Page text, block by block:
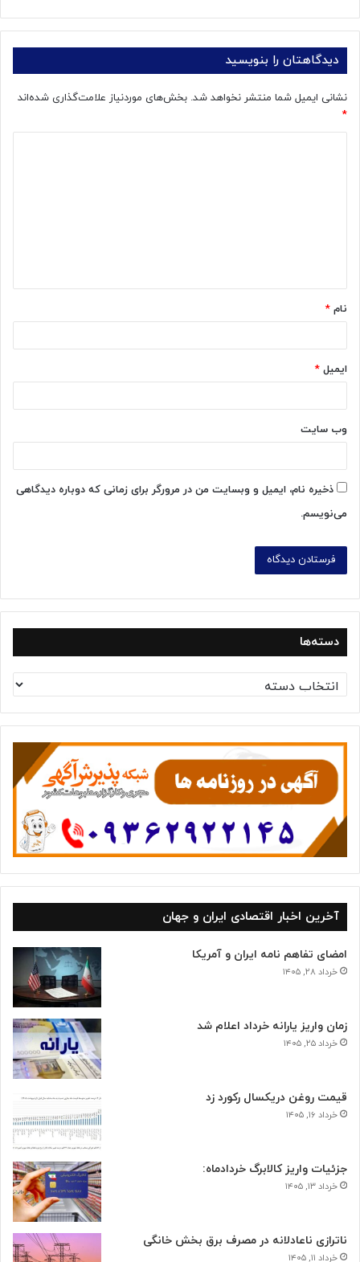
دیدگاهتان را بنویسید
نشانی ایمیل شما منتشر نخواهد شد. بخش‌های موردنیاز علامت‌گذاری شده‌اند
*
*
نام *
ایمیل *
وب‌ سایت
ذخیره نام، ایمیل و وبسایت من در مرورگر برای زمانی که دوباره دیدگاهی
می‌نویسم.
دسته‌ها
س
ت
ه‌
ه
آخرین اخبار اقتصادی ایران و جهان
امضای تفاهم نامه ایران و آمریکا
خرداد ۲۸, ۱۴۰۵
زمان واریز یارانه خرداد اعلام شد
خرداد ۲۵, ۱۴۰۵
قیمت روغن دریکسال رکورد زد
خرداد ۱۶, ۱۴۰۵
جزئیات واریز کالابرگ خردادماه:
خرداد ۱۳, ۱۴۰۵
ناترازی ناعادلانه در مصرف برق بخش خانگی
خرداد ۱۱, ۱۴۰۵